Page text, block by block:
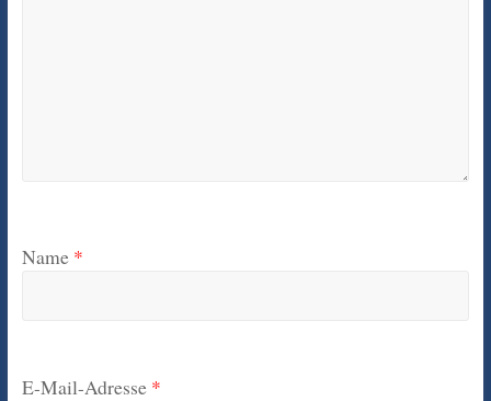
Name *
E-Mail-Adresse *